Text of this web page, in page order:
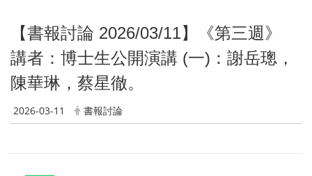
【書報討論 2026/03/11】《第三週》
講者：博士生公開演講 (一)：謝岳璁，
陳華琳，蔡星徹。
2026-03-11 書報討論